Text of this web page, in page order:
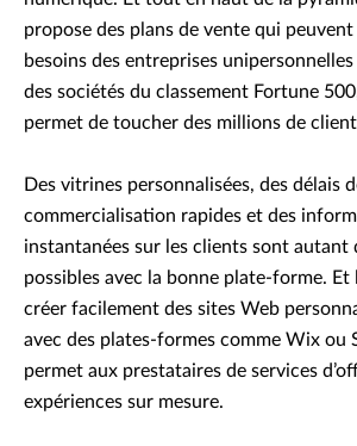
propose des plans de vente qui
besoins des entreprises
des sociétés du classement Fortune
permet de toucher des millions de
Des vitrines personnalisées, des délais
commercialisation rapides et des
instantanées sur les clients sont autant
possibles avec la bonne plate-forme. Et
créer facilement des sites Web
avec des plates-formes comme Wix ou
permet aux prestataires de services
expériences sur mesure.